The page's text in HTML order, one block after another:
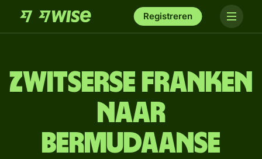
Registreren
Zwitserse franken
naar
Bermudaanse